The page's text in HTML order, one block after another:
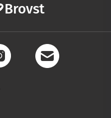
Brovst